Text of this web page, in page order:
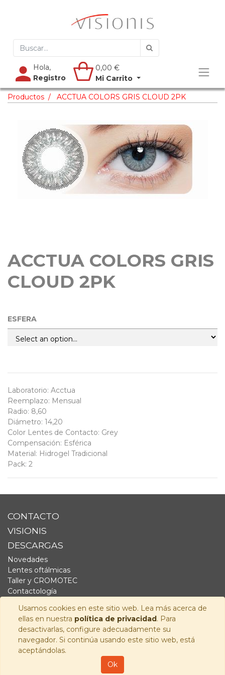
Usamos cookies en este sitio web. Lea más acerca de
ellas en nuestra política de privacidad. Para
desactivarlas, configure adecuadamente su
navegador. Si continúa usando este sitio web, está
aceptándolas.
Ok
Hola,
Registro
0,00 €
Mi Carrito
Productos ACCTUA COLORS GRIS CLOUD 2PK
ACCTUA COLORS GRIS
CLOUD 2PK
ESFERA
Laboratorio: Acctua
Reemplazo: Mensual
Radio: 8,60
Diámetro: 14,20
Color Lentes de Contacto: Grey
Compensación: Esférica
Material : Hidrogel Tradicional
Pack: 2
CONTACTO
VISIONIS
DESCARGAS
Novedades
Lentes oftálmicas
Taller y CROMOTEC
Contactología
Fornitura
Audiología
SÍGUENOS
Visionis Distribución S.L.
Aviso Legal -